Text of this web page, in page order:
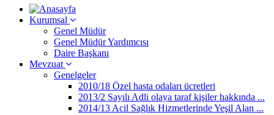
Kurumsal
Genel Müdür
Genel Müdür Yardımcısı
Daire Başkanı
Mevzuat
Genelgeler
2010/18 Özel hasta odaları ücretleri
2013/2 Sayılı Adli olaya taraf kişiler hakkında ...
2014/13 Acil Sağlık Hizmetlerinde Yeşil Alan ...